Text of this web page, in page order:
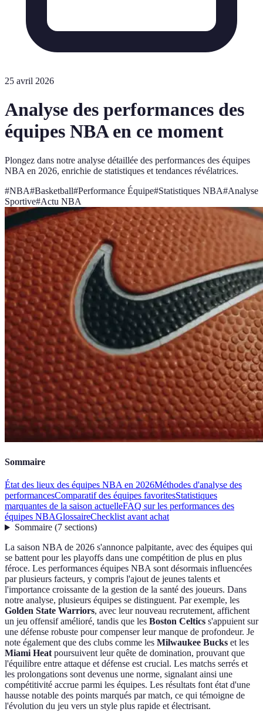
25 avril 2026
Analyse des performances des
équipes NBA en ce moment
Plongez dans notre analyse détaillée des performances des équipes
NBA en 2026, enrichie de statistiques et tendances révélatrices.
#NBA#Basketball#Performance Équipe#Statistiques NBA#Analyse
Sportive#Actu NBA
Sommaire
État des lieux des équipes NBA en 2026Méthodes d'analyse des
performancesComparatif des équipes favoritesStatistiques
marquantes de la saison actuelleFAQ sur les performances des
équipes NBAGlossaireChecklist avant achat
Sommaire(7 sections)
La saison NBA de 2026 s'annonce palpitante, avec des équipes qui
se battent pour les playoffs dans une compétition de plus en plus
féroce. Les performances équipes NBA sont désormais influencées
par plusieurs facteurs, y compris l'ajout de jeunes talents et
l'importance croissante de la gestion de la santé des joueurs. Dans
notre analyse, plusieurs équipes se distinguent. Par exemple, les
Golden State Warriors, avec leur nouveau recrutement, affichent
un jeu offensif amélioré, tandis que les Boston Celtics s'appuient sur
une défense robuste pour compenser leur manque de profondeur. Je
note également que des clubs comme les Milwaukee Bucks et les
Miami Heatpoursuivent leur quête de domination, prouvant que
l'équilibre entre attaque et défense est crucial. Les matchs serrés et
les prolongations sont devenus une norme, signalant ainsi une
compétitivité accrue parmi les équipes. Les résultats font état d'une
hausse notable des points marqués par match, ce qui témoigne de
l'évolution du jeu vers un style plus rapide et électrisant.